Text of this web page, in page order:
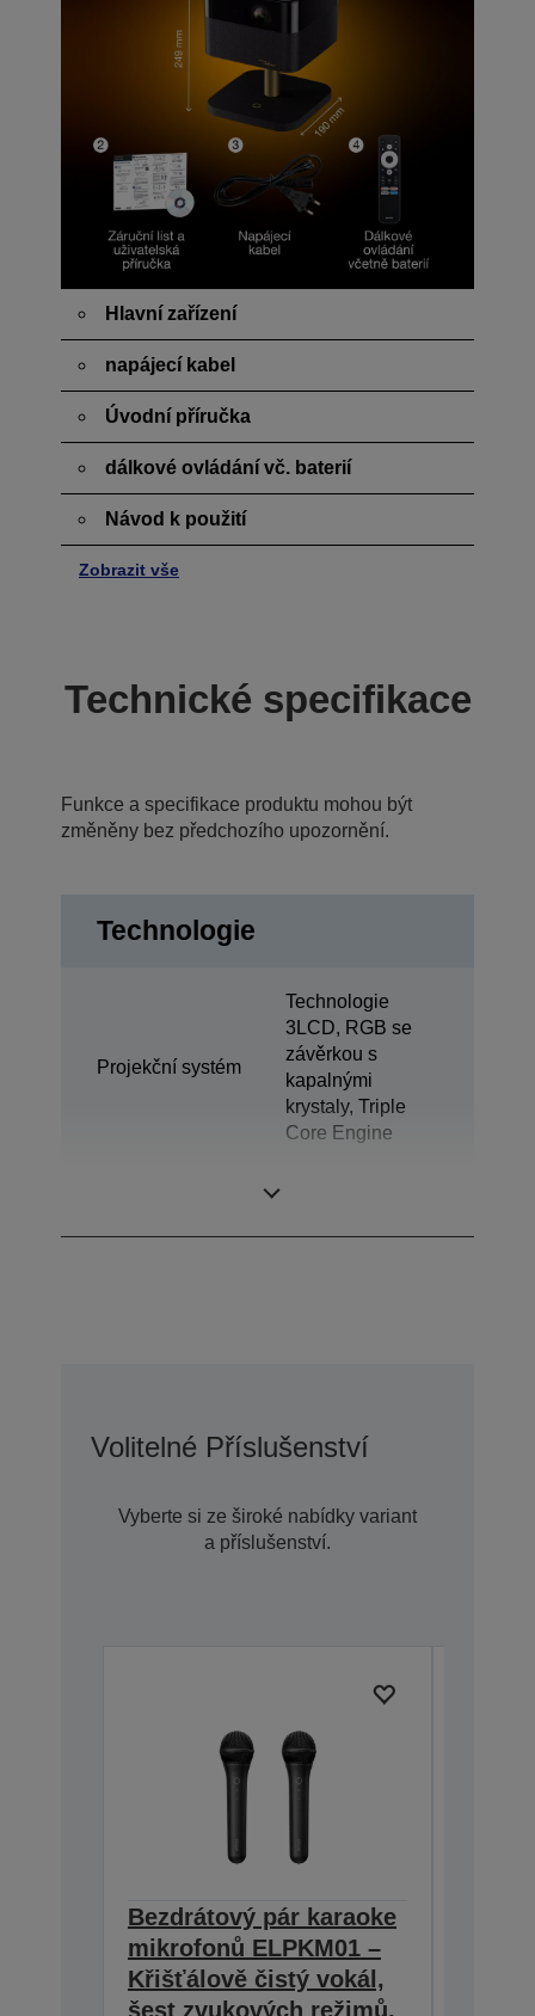
Hlavní zařízení
napájecí kabel
Úvodní příručka
dálkové ovládání vč. baterií
Návod k použití
Zobrazit vše
Technické specifikace
Funkce a specifikace produktu mohou být
změněny bez předchozího upozornění.
Technologie
Projekční systém
Technologie
3LCD, RGB se
závěrkou s
kapalnými
krystaly, Triple
Core Engine
Volitelné Příslušenství
Vyberte si ze široké nabídky variant
a příslušenství.
Bezdrátový pár karaoke
mikrofonů ELPKM01 –
Křišťálově čistý vokál,
šest zvukových režimů,